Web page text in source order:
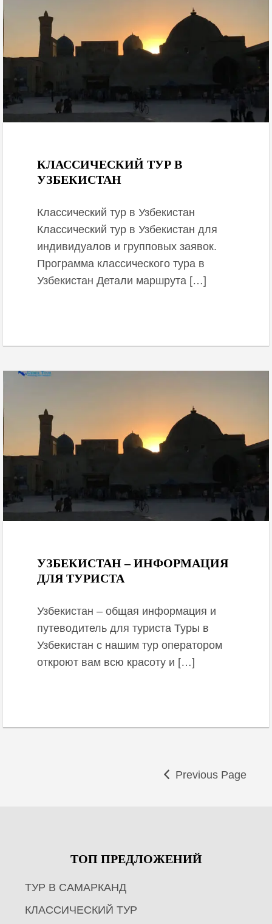
КЛАССИЧЕСКИЙ ТУР В
УЗБЕКИСТАН
Классический тур в Узбекистан
Классический тур в Узбекистан для
индивидуалов и групповых заявок.
Программа классического тура в
Узбекистан Детали маршрута […]
УЗБЕКИСТАН – ИНФОРМАЦИЯ
ДЛЯ ТУРИСТА
Узбекистан – общая информация и
путеводитель для туриста Туры в
Узбекистан с нашим тур оператором
откроют вам всю красоту и […]
Previous Page
ТОП ПРЕДЛОЖЕНИЙ
ТУР В САМАРКАНД
КЛАССИЧЕСКИЙ ТУР